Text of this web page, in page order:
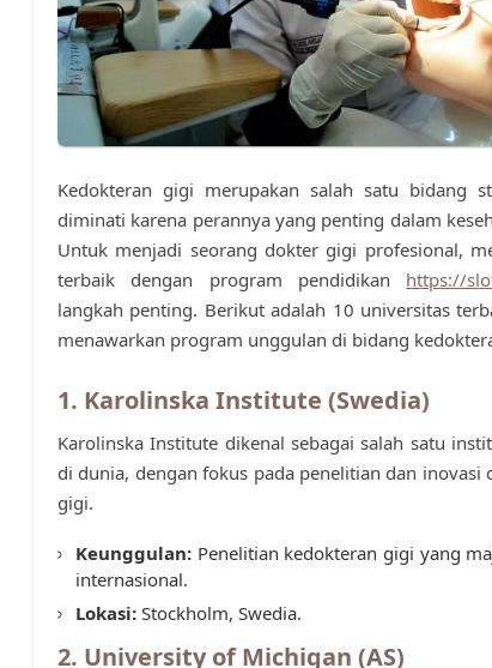
Kedokteran gigi merupakan salah satu bidang
diminati karena perannya yang penting dalam
Untuk menjadi seorang dokter gigi profesional,
terbaik dengan program pendidikan https://
langkah penting. Berikut adalah 10 universitas
menawarkan program unggulan di bidang
1. Karolinska Institute (Swedia)
Karolinska Institute dikenal sebagai salah satu
di dunia, dengan fokus pada penelitian dan inovasi
gigi.
Keunggulan:Penelitian kedokteran gigi yang
internasional.
Lokasi:Stockholm, Swedia.
2. University of Michigan (AS)